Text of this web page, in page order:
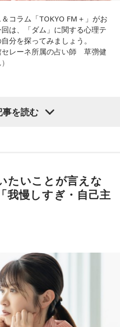
ランジ）、潮紗理菜
countdownjapan/
の基本です」
阪 毎週日曜 22:00～22:25、エ
12:55
健全な身体に健全な精神宿
はダメだとか、そういう風に
。私達、コンディションが良
限りは、フィジカルなことっ
コンディションづくりの重要
ちゃうしね。だからご飯を食
たよく寝られたりすると思う
ンを常に最高に整えるという
んでいた時期は体調が不安定
普段だったら前向きにいける
ちゃったりするでしょう。
ときって、やっぱり楽しいけ
って、ちょっと子育てが憂鬱
じゃないですか。子どもの元
コラム「TOKYO FM＋」がお
は、「ダム」に関する心理テ
分を探ってみましょう。
セレーネ所属の占い師 草彅健
るあなた。
でください。
ないのか
ないか
か
、あなたの「我慢しすぎ・自
感情」を暗示しています。ダ
たがなぜ言いたいことを飲み
事を読む
たいことが言えな
慢しすぎ・自己主